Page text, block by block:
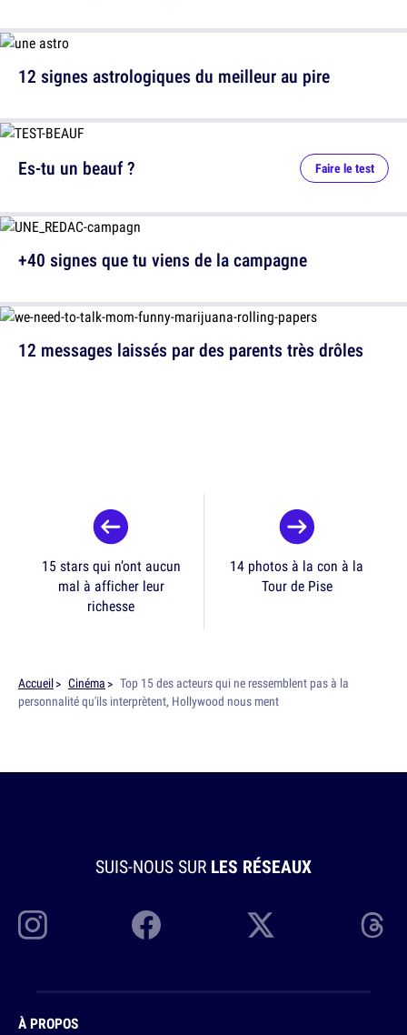
12 signes astrologiques du meilleur au pire
12 messages laissés par des parents très drôles
Es-tu un beauf ? Faire le test
+40 signes que tu viens de la campagne
15 stars qui n’ont aucun
mal à afficher leur
richesse
14 photos à la con à la
Tour de Pise
Accueil Cinéma
Top 15 des acteurs qui ne ressemblent pas à la
personnalité qu'ils interprètent, Hollywood nous ment
SUIS-NOUS SUR LES RÉSEAUX
À PROPOS